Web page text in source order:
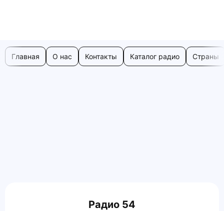
Главная О нас Контакты Каталог радио Страны
Радио 54